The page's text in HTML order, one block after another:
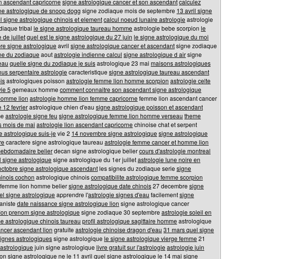
ascendant capricorne signe astrologique cancer et son ascendantcalculez
astrologique de snoop dogg signe zodiaque mois de septembre 13 avril signe
signe astrologique chinois et elementcalcul noeud lunaire astrologie astrologie
tribal le signe astrologique taureau homme astrologie bebe scorpion le
de juilletquel est le signe astrologique du 27 juin le signe astrologique du moi
signe astrologique avril signe astrologique cancer et ascendantsigne zodiaque
du zodiaque aoutastrologie indienne calcul signe astrologique d airsigne
quelle signe du zodiaque je suisastrologique 23 mai maisons astrologiques
serpentaire astrologie caracteristique signe astrologique taureau ascendant
astrologiques poisson astrologie femme lion homme scorpion astrologie celte
5 gemeaux homme comment connaitre son ascendant signe astrologique
lion astrologie homme lion femme capricorne femme lion ascendant cancer
12 fevrierastrologique chien d'eau signe astrologique poisson et ascendant
astrologie signe feu signe astrologique femme lion homme verseau theme
mois de mai astrologie lion ascendant capricorne chinoise chat et serpent
astrologique suis-je vie 2 14 novembre signe astrologique signe astrologique
caractere signe astrologique taureau astrologie femme cancer et homme lion
belierdecan signe astrologique beliercours d'astrologie montreal
signe astrologique signe astrologique du 1er juilletastrologie lune noire en
signe astrologique ascendantles signes du zodiaque serie signe
cochon astrologique chinoiscompatibilite astrologique femme scorpion
lion homme beliersigne astrologique date chinois27 decembre signe
signe astrologique apprendre l'astrologie signes d'eau facilementsigne
date naissance signe astrologique lion signe astrologique cancer
prenom signe astrologique signe zodiaque 30 septembre astrologie soleil en
astrologique chinois taureau profil astrologique sagittaire homme astrologique
ascendant lion gratuite astrologie chinoise dragon d'eau 31 mars quel signe
astrologiquessigne astrologique le signe astrologique vierge femme 21
juin signe astrologique livre gratuit sur l'astrologie astrologie juin
signe astrologique ne le 11 avril quel signe astrologique le 14 mai signe